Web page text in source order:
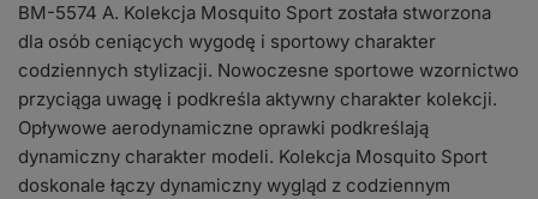
BM-5574 A. Kolekcja Mosquito Sport została stworzona
dla osób ceniących wygodę i sportowy charakter
codziennych stylizacji. Nowoczesne sportowe wzornictwo
przyciąga uwagę i podkreśla aktywny charakter kolekcji.
Opływowe aerodynamiczne oprawki podkreślają
dynamiczny charakter modeli. Kolekcja Mosquito Sport
doskonale łączy dynamiczny wygląd z codziennym